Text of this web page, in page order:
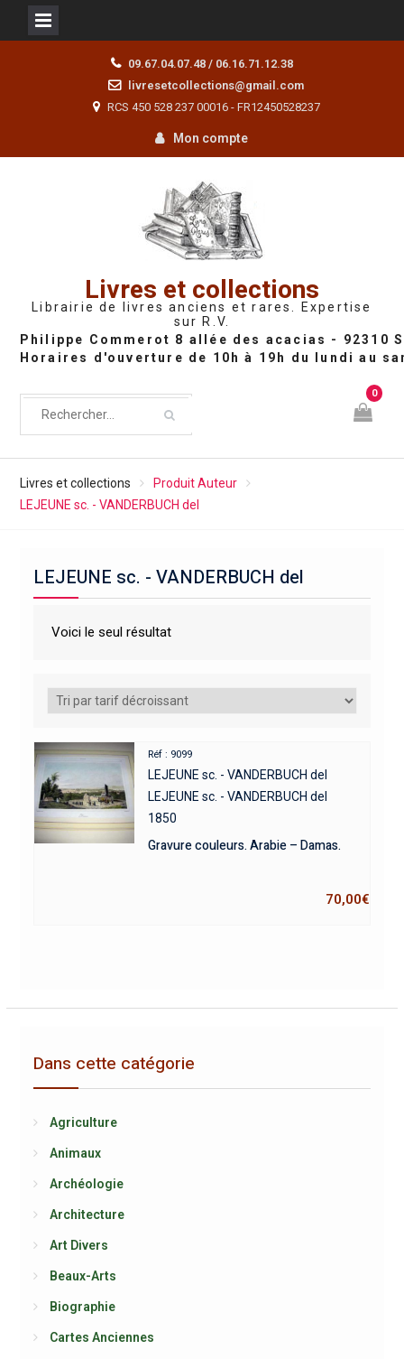
09.67.04.07.48 / 06.16.71.12.38
livresetcollections@gmail.com
RCS 450 528 237 00016 - FR12450528237
Mon compte
Livres et collections
Librairie de livres anciens et rares. Expertise
sur R.V.
0
Livres et collections
Produit Auteur
LEJEUNE sc. - VANDERBUCH del
LEJEUNE sc. - VANDERBUCH del
Voici le seul résultat
Réf : 9099
LEJEUNE sc. - VANDERBUCH del
LEJEUNE sc. - VANDERBUCH del
1850
Gravure couleurs. Arabie – Damas.
70,00€
Dans cette catégorie
Agriculture
Animaux
Archéologie
Architecture
Art Divers
Beaux-Arts
Biographie
Cartes Anciennes